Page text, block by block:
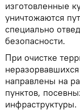
изготовленные
уничтожаются
специально
безопасности.
При очистке
направлены на
пунктов,
инфраструктуры.